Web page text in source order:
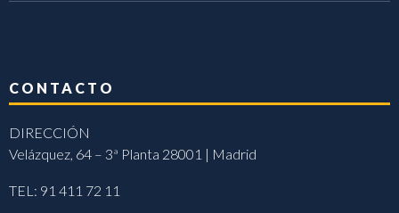
CONTACTO
DIRECCIÓN
Velázquez, 64 – 3ª Planta 28001 | Madrid
TEL: 91 411 72 11